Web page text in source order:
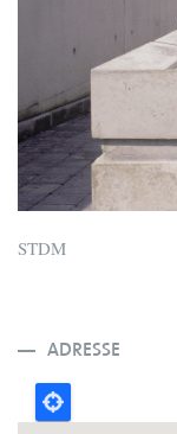
STDM
ADRESSE